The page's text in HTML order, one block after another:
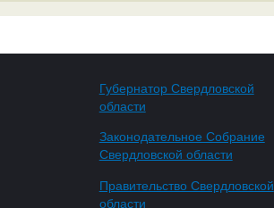
Губернатор Свердловской
области
Законодательное Собрание
Свердловской области
Правительство Свердловской
области